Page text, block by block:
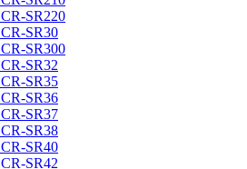
SR220
SR30
SR300
SR32
SR35
SR36
SR37
SR38
SR40
SR42